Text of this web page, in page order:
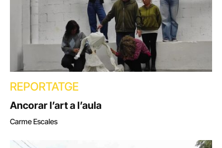
REPORTATGE
Ancorar l’art a l’aula
Carme Escales